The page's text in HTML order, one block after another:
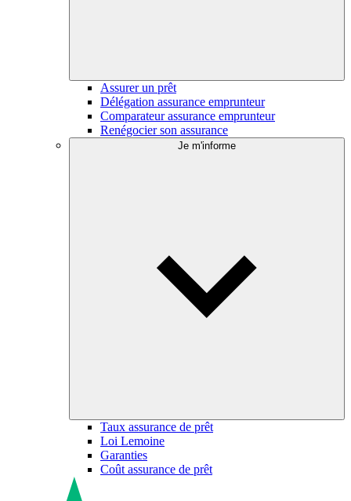
Assurer un prêt
Délégation assurance emprunteur
Comparateur assurance emprunteur
Renégocier son assurance
Je m'informe
Taux assurance de prêt
Loi Lemoine
Garanties
Coût assurance de prêt